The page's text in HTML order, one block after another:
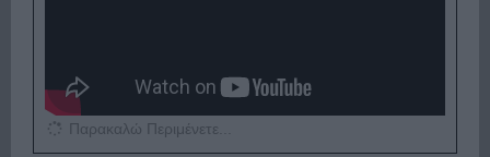
Παρακαλώ Περιμένετε...